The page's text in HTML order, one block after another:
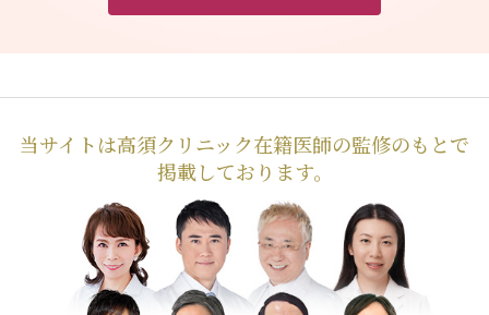
当サイトは高須クリニック在籍医師の監修のもとで
掲載しております。